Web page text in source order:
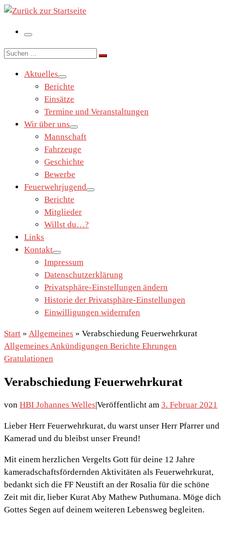
Menü
Suche
Suchen …
Aktuelles
Berichte
Einsätze
Termine und Veranstaltungen
Wir über uns
Mannschaft
Fahrzeuge
Geschichte
Bewerbe
Feuerwehrjugend
Berichte
Mitglieder
Willst du…?
Links
Kontakt
Impressum
Datenschutzerklärung
Privatsphäre-Einstellungen ändern
Historie der Privatsphäre-Einstellungen
Einwilligungen widerrufen
Start » Allgemeines » Verabschiedung Feuerwehrkurat
Allgemeines Ankündigungen Berichte Ehrungen
Gratulationen
Verabschiedung Feuerwehrkurat
von HBI Johannes Welles|Veröffentlicht am 3. Februar 2021
Lieber Herr Feuerwehrkurat, du warst unser Herr Pfarrer und
Kamerad und du bleibst unser Freund!
Mit einem herzlichen Vergelts Gott für deine 12 Jahre
kameradschaftsfördernden Aktivitäten als Feuerwehrkurat,
bedankt sich die FF Neustift an der Rosalia für die schöne
Zeit mit dir, lieber Kurat Aby Mathew Puthumana. Möge dich
Gottes Segen auf deinem weiteren Lebensweg begleiten.